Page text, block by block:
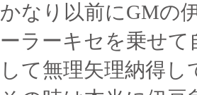
かなり以前にGMの
ーラーキセを乗せ
して無理矢理納得し